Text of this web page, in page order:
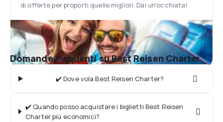
di offerte per proporti quelle migliori. Dai un'occhiata!
Domande frequenti su Best Reisen Charter
✔️ Dove vola Best Reisen Charter?
✔️ Quando posso acquistare i biglietti Best Reisen
Charter più economici?